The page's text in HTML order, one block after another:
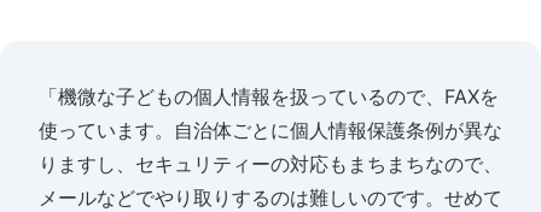
「機微な子どもの個人情報を扱っているので、FAXを
使っています。自治体ごとに個人情報保護条例が異な
りますし、セキュリティーの対応もまちまちなので、
メールなどでやり取りするのは難しいのです。せめて